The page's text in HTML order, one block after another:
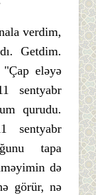
verdim,
Getdim.
"Çap eləyə
sentyabr
qurudu.
sentyabr
tapa
də
görür, nə